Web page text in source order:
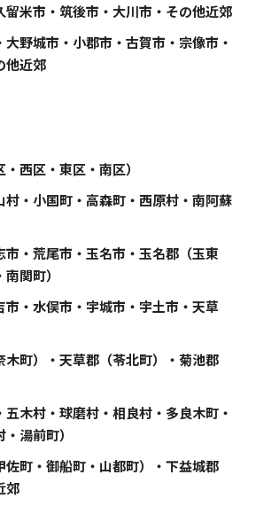
留米市・筑後市・大川市・その他近郊
野城市・小郡市・古賀市・宗像市・
他近郊
西区・東区・南区）
村・小国町・高森町・西原村・南阿蘇
市・荒尾市・玉名市・玉名郡（玉東
関町）
市・水俣市・宇城市・宇土市・天草
木町）・天草郡（苓北町）・菊池郡
木村・球磨村・相良村・多良木町・
湯前町）
佐町・御船町・山都町）・下益城郡
郊